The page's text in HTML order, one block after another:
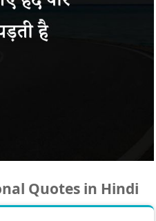
Quotes in Hindi